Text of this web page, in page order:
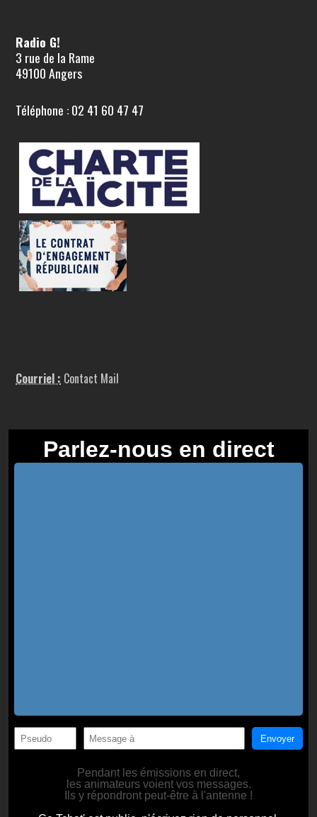
Radio G!
3 rue de la Rame
49100 Angers
Téléphone : 02 41 60 47 47
Courriel : Contact Mail